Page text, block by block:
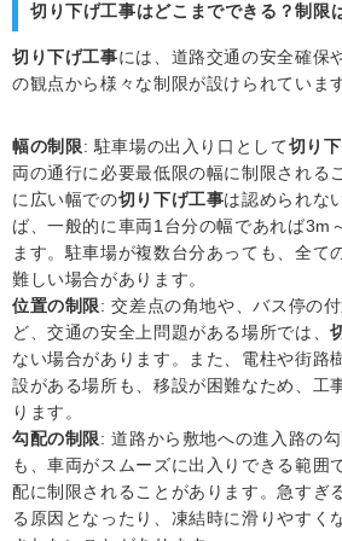
切り下げ工事はどこまでできる？制限
切り下げ工事には、道路交通の安全確保
の観点から様々な制限が設けられています
幅の制限: 駐車場の出入り口として切り
両の通行に必要最低限の幅に制限される
に広い幅での切り下げ工事は認められな
ば、一般的に車両1台分の幅であれば3m
ます。駐車場が複数台分あっても、全て
難しい場合があります。
位置の制限: 交差点の角地や、バス停の
ど、交通の安全上問題がある場所では、
ない場合があります。また、電柱や街路
設がある場所も、移設が困難なため、工
ります。
勾配の制限: 道路から敷地への進入路の
も、車両がスムーズに出入りできる範囲
配に制限されることがあります。急すぎ
る原因となったり、凍結時に滑りやすく